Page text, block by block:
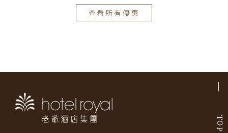
查看所有優惠
TOP